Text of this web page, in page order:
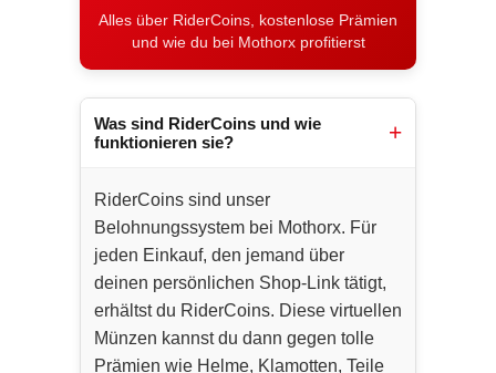
Alles über RiderCoins, kostenlose Prämien
und wie du bei Mothorx profitierst
Was sind RiderCoins und wie
funktionieren sie?
RiderCoins sind unser
Belohnungssystem bei Mothorx. Für
jeden Einkauf, den jemand über
deinen persönlichen Shop-Link tätigt,
erhältst du RiderCoins. Diese virtuellen
Münzen kannst du dann gegen tolle
Prämien wie Helme, Klamotten, Teile